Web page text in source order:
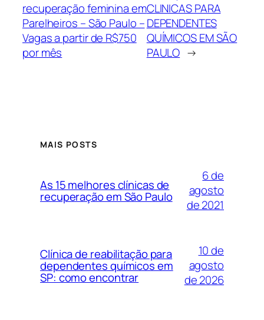
recuperação feminina em
Parelheiros – São Paulo –
Vagas a partir de R$750
por mês
CLINICAS PARA
DEPENDENTES
QUÍMICOS EM SÃO
PAULO →
MAIS POSTS
As 15 melhores clínicas de
recuperação em São Paulo
6 de
agosto
de 2021
Clínica de reabilitação para
dependentes químicos em
SP: como encontrar
10 de
agosto
de 2026